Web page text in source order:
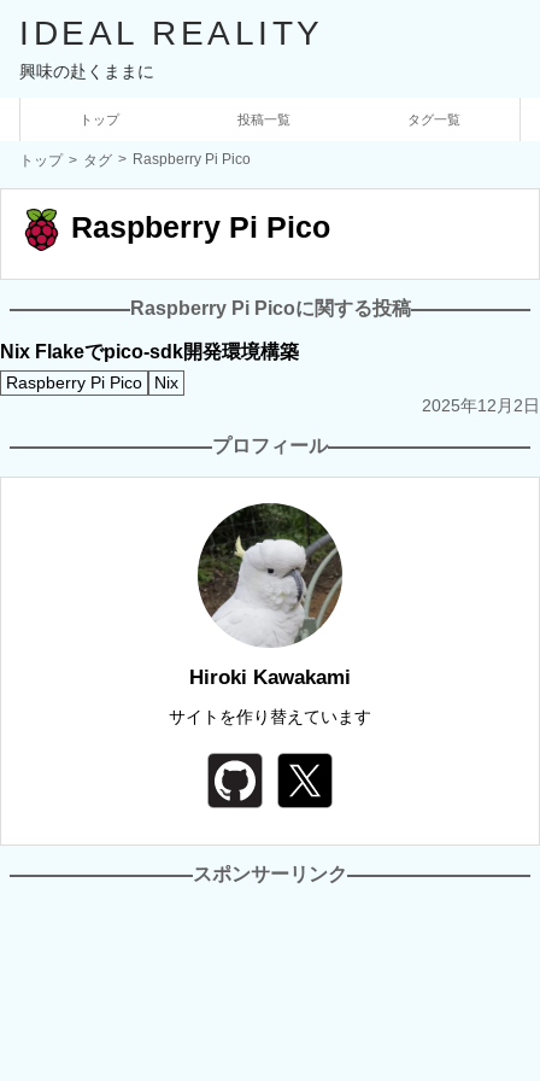
IDEAL REALITY
興味の赴くままに
トップ 投稿一覧 タグ一覧
トップ タグ Raspberry Pi Pico
Raspberry Pi Pico
Raspberry Pi Picoに関する投稿
Nix Flakeでpico-sdk開発環境構築
Raspberry Pi Pico
Nix
2025年12月2日
プロフィール
Hiroki Kawakami
サイトを作り替えています
スポンサーリンク